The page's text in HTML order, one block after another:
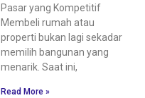
Pasar yang Kompetitif
Membeli rumah atau
properti bukan lagi sekadar
memilih bangunan yang
menarik. Saat ini,
Read More »